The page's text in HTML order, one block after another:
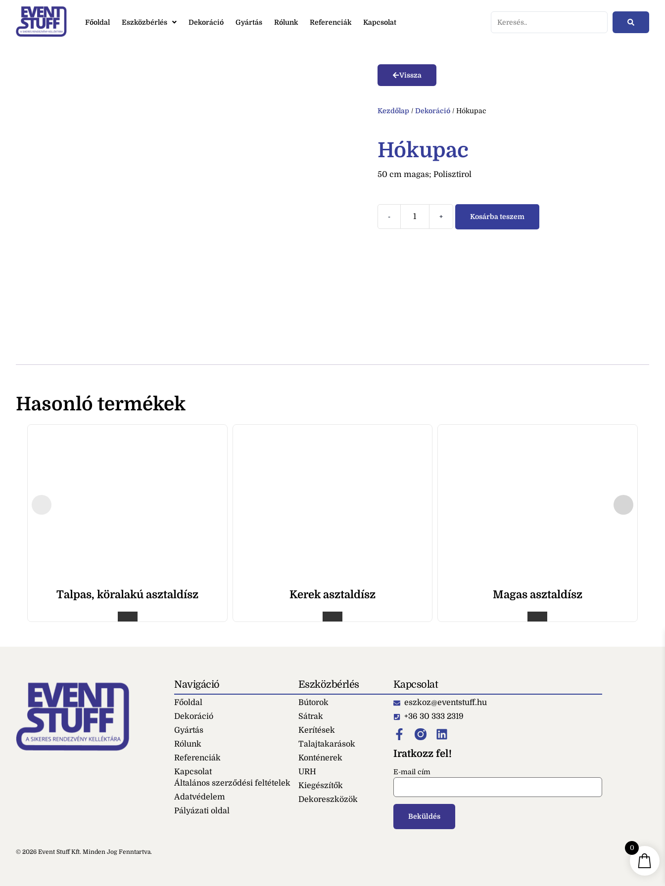
Főoldal Eszközbérlés Dekoráció Gyártás Rólunk Referenciák Kapcsolat
Vissza
Kezdőlap /Dekoráció / Hókupac
Hókupac
50 cm magas; Polisztirol
- + Kosárba teszem
Hasonló termékek
Talpas, köralakú asztaldísz Kerek asztaldísz Magas asztaldísz
Navigáció
Főoldal
Dekoráció
Gyártás
Rólunk
Referenciák
Kapcsolat
Általános szerződési feltételek
Adatvédelem
Pályázati oldal
Eszközbérlés
Bútorok
Sátrak
Kerítések
Talajtakarások
Konténerek
URH
Kiegészítők
Dekoreszközök
Kapcsolat
eszkoz@eventstuff.hu
+36 30 333 2319
Iratkozz fel!
E-mail cím
© 2026 Event Stuff Kft. Minden Jog Fenntartva.
0